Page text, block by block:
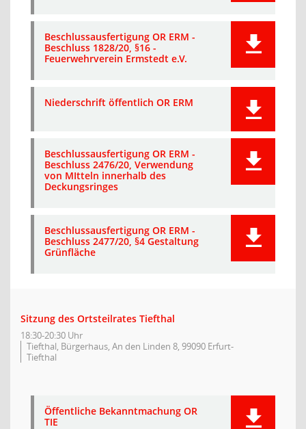
Beschlussausfertigung OR ERM -
Beschluss 1828/20, §16 -
Feuerwehrverein Ermstedt e.V.
Niederschrift öffentlich OR ERM
Beschlussausfertigung OR ERM -
Beschluss 2476/20, Verwendung
von MItteln innerhalb des
Deckungsringes
Beschlussausfertigung OR ERM -
Beschluss 2477/20, §4 Gestaltung
Grünfläche
Sitzung des Ortsteilrates Tiefthal
18:30-20:30 Uhr
Tiefthal, Bürgerhaus, An den Linden 8, 99090 Erfurt-
Tiefthal
Öffentliche Bekanntmachung OR
TIE